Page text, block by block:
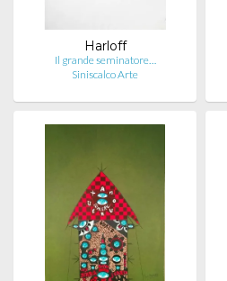
Harloff
Il grande seminatore…
Siniscalco Arte